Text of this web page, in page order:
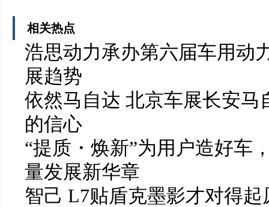
相关热点
浩思动力承办第六届车用动
展趋势
依然马自达 北京车展长安
的信心
“提质・焕新”为用户造好车
量发展新华章
智己 L7贴盾克墨影才对得起